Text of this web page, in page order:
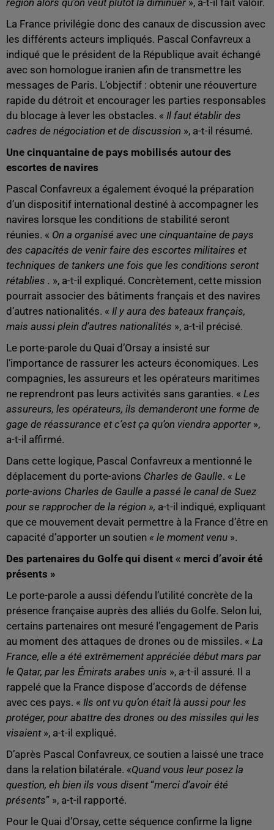
région alors qu’on veut plutôt là diminuer », a-t-il fait valoir.
La France privilégie donc des canaux de discussion avec
les différents acteurs impliqués. Pascal Confavreux a
indiqué que le président de la République avait échangé
avec son homologue iranien afin de transmettre les
messages de Paris. L’objectif : obtenir une réouverture
rapide du détroit et encourager les parties responsables
du blocage à lever les obstacles. « Il faut établir des
cadres de négociation et de discussion », a-t-il résumé.
Une cinquantaine de pays mobilisés autour des
escortes de navires
Pascal Confavreux a également évoqué la préparation
d’un dispositif international destiné à accompagner les
navires lorsque les conditions de stabilité seront
réunies. « On a organisé avec une cinquantaine de pays
des capacités de venir faire des escortes militaires et
techniques de tankers une fois que les conditions seront
rétablies . », a-t-il expliqué. Concrètement, cette mission
pourrait associer des bâtiments français et des navires
d’autres nationalités. « Il y aura des bateaux français,
mais aussi plein d’autres nationalités », a-t-il précisé.
Le porte-parole du Quai d’Orsay a insisté sur
l’importance de rassurer les acteurs économiques. Les
compagnies, les assureurs et les opérateurs maritimes
ne reprendront pas leurs activités sans garanties. « Les
assureurs, les opérateurs, ils demanderont une forme de
gage de réassurance et c’est ça qu’on viendra apporter »,
a-t-il affirmé.
Dans cette logique, Pascal Confavreux a mentionné le
déplacement du porte-avions Charles de Gaulle. « Le
porte-avions Charles de Gaulle a passé le canal de Suez
pour se rapprocher de la région », a-t-il indiqué, expliquant
que ce mouvement devait permettre à la France d’être en
capacité d’apporter un soutien « le moment venu ».
Des partenaires du Golfe qui disent « merci d’avoir été
présents »
Le porte-parole a aussi défendu l’utilité concrète de la
présence française auprès des alliés du Golfe. Selon lui,
certains partenaires ont mesuré l’engagement de Paris
au moment des attaques de drones ou de missiles. « La
France, elle a été extrêmement appréciée début mars par
le Qatar, par les Émirats arabes unis », a-t-il assuré. Il a
rappelé que la France dispose d’accords de défense
avec ces pays. « Ils ont vu qu’on était là aussi pour les
protéger, pour abattre des drones ou des missiles qui les
visaient», a-t-il expliqué.
D’après Pascal Confavreux, ce soutien a laissé une trace
dans la relation bilatérale. «Quand vous leur posez la
question, eh bien ils vous disent“merci d’avoir été
présents” », a-t-il rapporté.
Pour le Quai d’Orsay, cette séquence confirme la ligne